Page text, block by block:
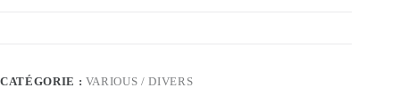
CATÉGORIE : VARIOUS / DIVERS